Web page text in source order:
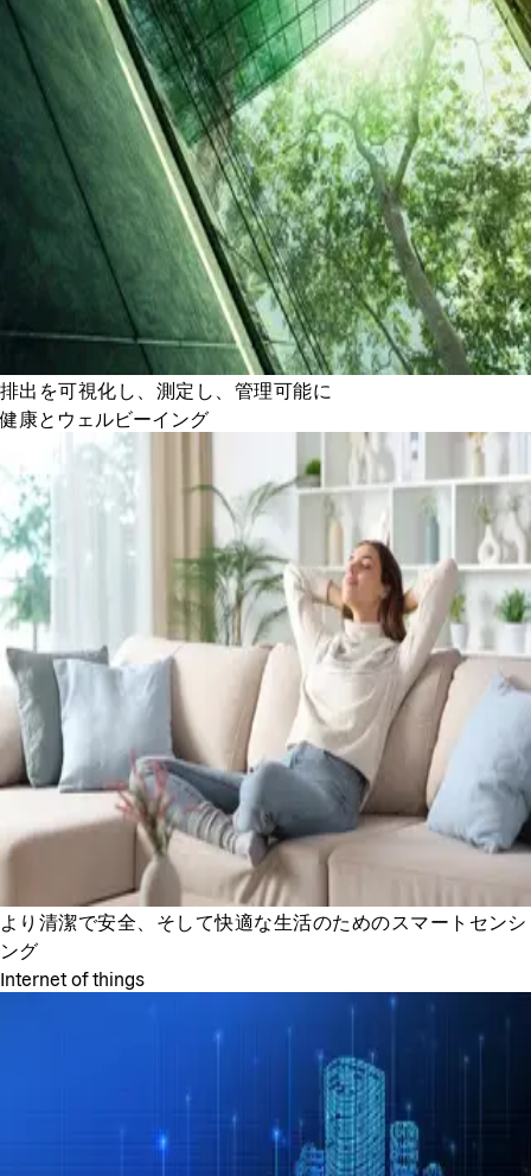
排出を可視化し、測定し、管理可能に
健康とウェルビーイング
より清潔で安全、そして快適な生活のためのスマートセンシ
ング
Internet of things